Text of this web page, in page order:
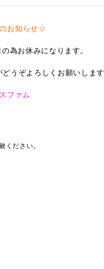
お知らせ☆
為お休みになります。
うぞよろしくお願いします
ファム
ください。